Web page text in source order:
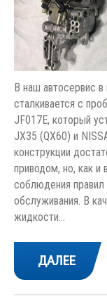
В наш автосервис
сталкивается с
JF017E, который
JX35 (QX60) и
конструкции
приводом, но, как и
соблюдения правил
обслуживания. В
жидкости…
ДАЛЕЕ